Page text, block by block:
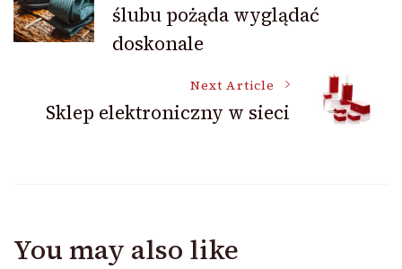
Navigationślubu pożąda wyglądać
doskonale
Next Article
Sklep elektroniczny w sieci
You may also like